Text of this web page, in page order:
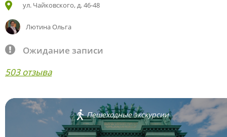
ул. Чайковского, д. 46-48
Лютина Ольга
Ожидание записи
503 отзыва
Пешеходные экскурсии